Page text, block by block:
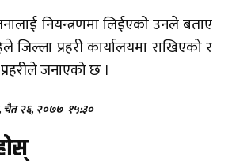
नियन्त्रणमा लिईएको उनले बताए
जिल्ला प्रहरी कार्यालयमा राखिएको र
जनाएको छ ।
चैत २६, २०७७ १५:३०